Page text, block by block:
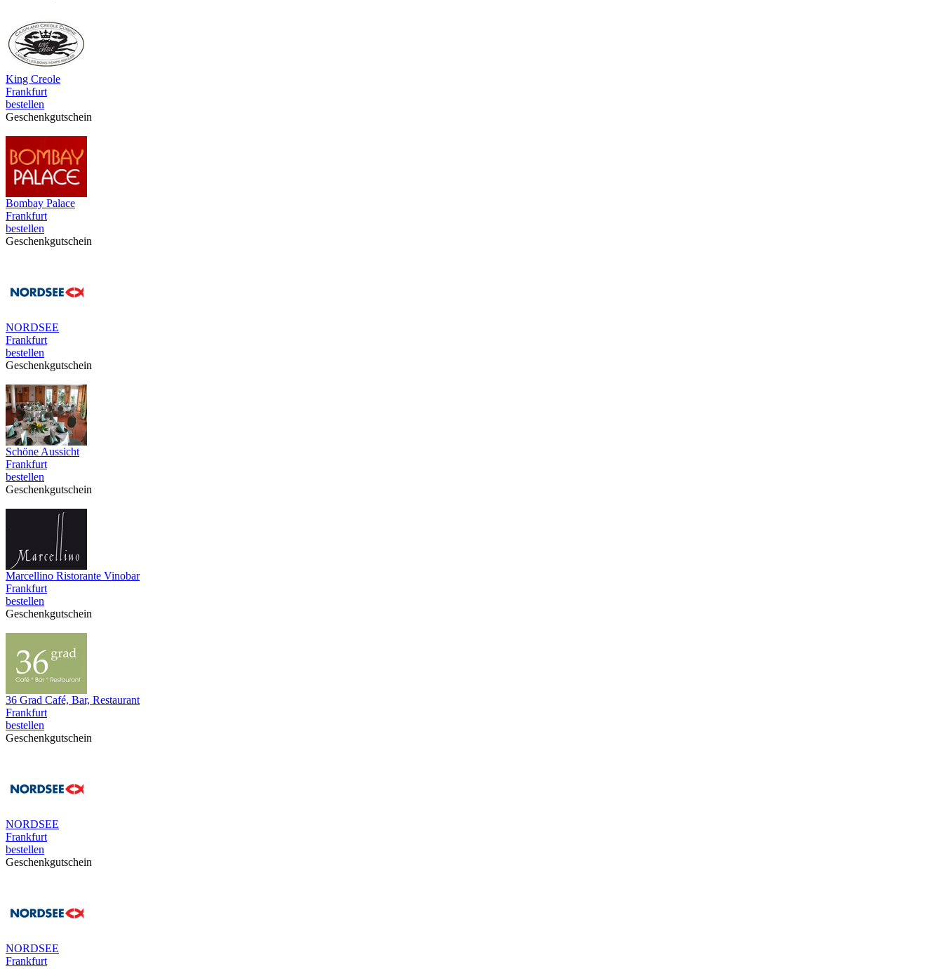
King Creole
Frankfurt
bestellen
Geschenkgutschein
Bombay Palace
Frankfurt
bestellen
Geschenkgutschein
NORDSEE
Frankfurt
bestellen
Geschenkgutschein
Schöne Aussicht
Frankfurt
bestellen
Geschenkgutschein
Marcellino Ristorante Vinobar
Frankfurt
bestellen
Geschenkgutschein
36 Grad Café, Bar, Restaurant
Frankfurt
bestellen
Geschenkgutschein
NORDSEE
Frankfurt
bestellen
Geschenkgutschein
NORDSEE
Frankfurt